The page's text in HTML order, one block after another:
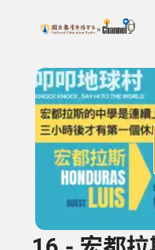
上方功能區塊
搜尋關鍵字：可輸入